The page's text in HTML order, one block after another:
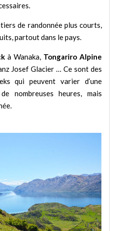
de randonnée plus courts,
partout dans le pays.
à Wanaka, Tongariro Alpine
Josef Glacier … Ce sont des
qui peuvent varier d’une
nombreuses heures, mais